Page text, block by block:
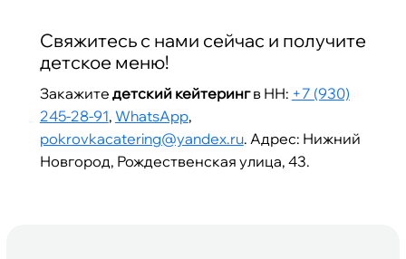
Свяжитесь с нами сейчас и получите
детское меню!
Закажите детский кейтерингв НН: +7 (930)
245-28-91, WhatsApp,
pokrovkacatering@yandex.ru. Адрес: Нижний
Новгород, Рождественская улица, 43.